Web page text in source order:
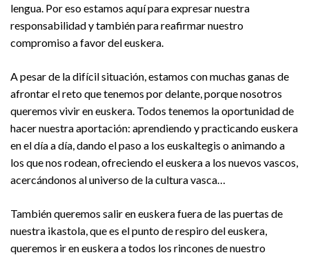
lengua. Por eso estamos aquí para expresar nuestra
responsabilidad y también para reafirmar nuestro
compromiso a favor del euskera.
A pesar de la difícil situación, estamos con muchas ganas de
afrontar el reto que tenemos por delante, porque nosotros
queremos vivir en euskera. Todos tenemos la oportunidad de
hacer nuestra aportación: aprendiendo y practicando euskera
en el día a día, dando el paso a los euskaltegis o animando a
los que nos rodean, ofreciendo el euskera a los nuevos vascos,
acercándonos al universo de la cultura vasca…
También queremos salir en euskera fuera de las puertas de
nuestra ikastola, que es el punto de respiro del euskera,
queremos ir en euskera a todos los rincones de nuestro